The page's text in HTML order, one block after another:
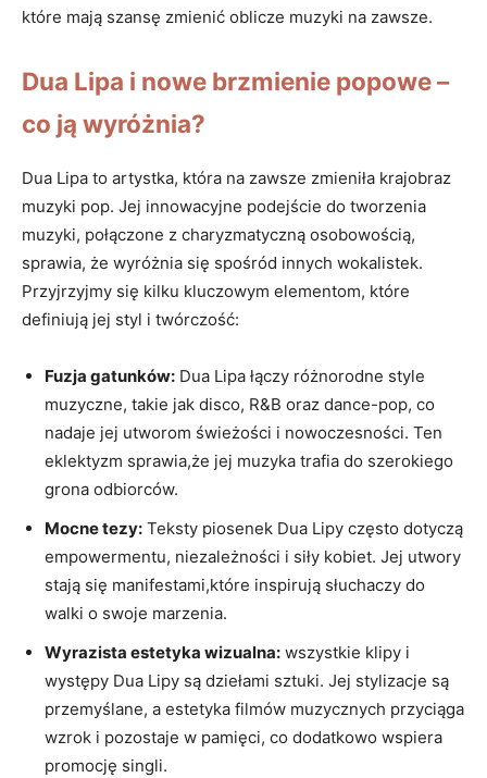
które mają szansę zmienić​ oblicze ‌muzyki na ‍zawsze.
Dua Lipa i nowe ⁣brzmienie popowe –
co ją ⁢wyróżnia?
Dua Lipa to artystka, która na zawsze ⁣zmieniła krajobraz
muzyki⁤ pop. ⁢Jej innowacyjne podejście do tworzenia⁤
muzyki, połączone z​ charyzmatyczną osobowością,
⁣sprawia, ⁤że wyróżnia‌ się spośród innych wokalistek.
Przyjrzyjmy się kilku kluczowym ⁣elementom,‍ które
definiują ⁤jej ‍styl⁣ i⁤ twórczość:
Fuzja gatunków: Dua ⁣Lipa ‍łączy różnorodne style
muzyczne, takie jak⁤ disco, R&B oraz dance-pop, co
‌nadaje jej utworom świeżości‍ i nowoczesności. ‍Ten
eklektyzm sprawia,że ⁢jej muzyka trafia​ do​ szerokiego
‍grona odbiorców.
Mocne ‌tezy: Teksty piosenek Dua Lipy często dotyczą
empowermentu, niezależności i siły kobiet.⁢ Jej utwory
‍stają ‌się ‌manifestami,które inspirują słuchaczy ⁤do
walki ‍o swoje ⁣marzenia.
Wyrazista estetyka wizualna: wszystkie klipy i
‌występy ⁤Dua Lipy są dziełami sztuki. Jej stylizacje ⁢są
przemyślane, a estetyka⁢ filmów muzycznych‍ przyciąga
wzrok i pozostaje w ‌pamięci, co dodatkowo wspiera
promocję singli.